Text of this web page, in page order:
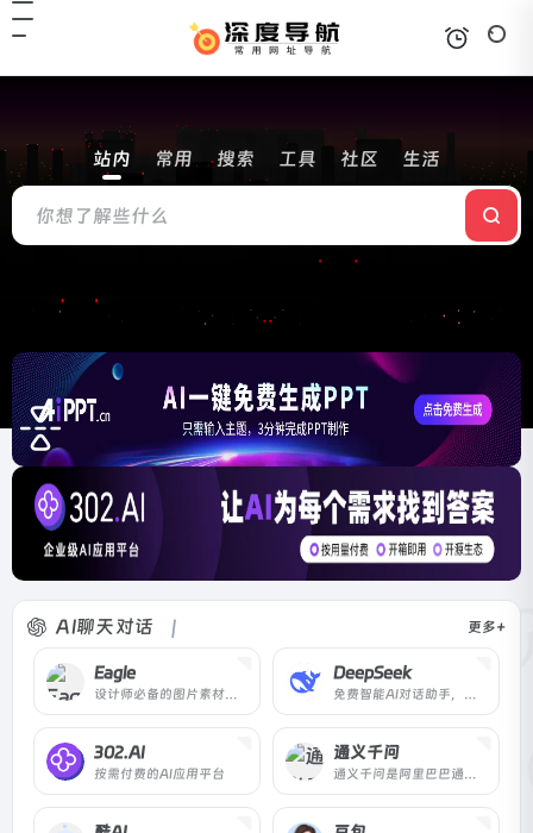
站内 常用 搜索 工具 社区 生活
AI聊天对话 更多+
Eagle
设计师必备的图片素材管理工具，高效收集与整理。
DeepSeek
免费智能AI对话助手，提供高效、便捷的智能交互服务。
302.AI
按需付费的AI应用平台
通义千问
通义千问是阿里巴巴通义实验室的大模型家族，提供自然语言理解、文本生成、视觉理解、音频理解等多种能力，覆盖对话、编程、多模态等应用。